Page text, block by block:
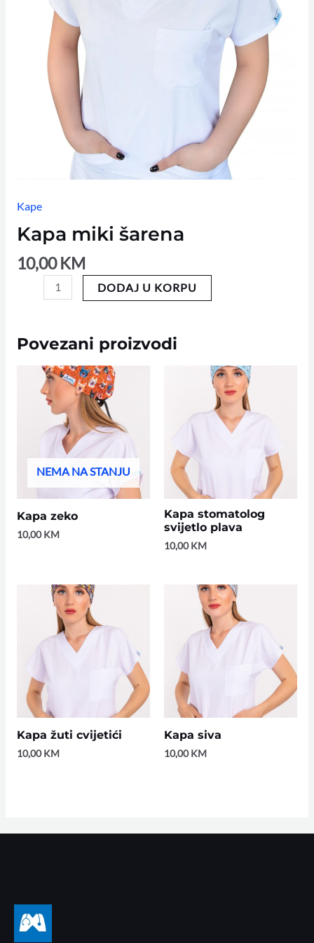
Kape
Kapa miki šarena
10,00KM
DODAJ U KORPU
Povezani proizvodi
NEMA NA STANJU
Kapa zeko
10,00KM
Kapa stomatolog
svijetlo plava
10,00KM
Kapa žuti cvijetići
10,00KM
Kapa siva
10,00KM